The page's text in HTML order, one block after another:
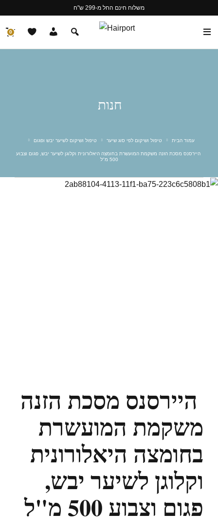
משלוח חינם החל מ-299 ש"ח
0
חנות
עמוד הבית טיפול ושיקום לפי סוג שיער טיפול ושיקום לשיער יבש ופגום
500 מ"ל
‏ היירסנס מסכת הזנה
משקמת המועשרת
בחומצה היאלורונית
וקלוגן לשיער יבש,
פגום וצבוע 500 מ"ל